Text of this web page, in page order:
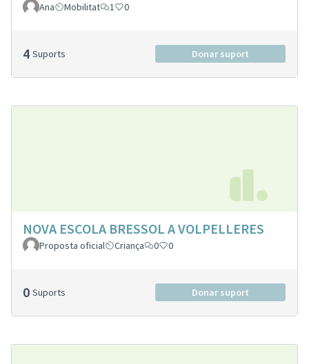
Ana Mobilitat 1 0
4 Suports Donar suport
NOVA ESCOLA BRESSOL A VOLPELLERES
Proposta oficial Criança 0 0
0 Suports Donar suport